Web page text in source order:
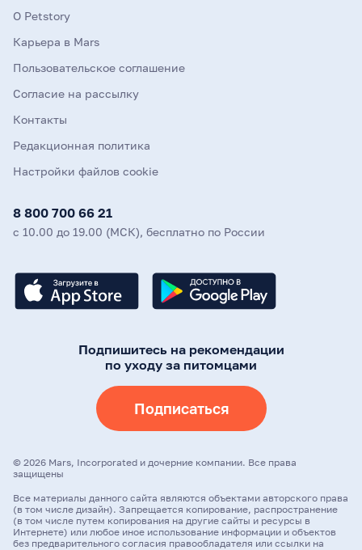
О Petstory
Карьера в Mars
Пользовательское соглашение
Согласие на рассылку
Контакты
Редакционная политика
Настройки файлов cookie
8 800 700 66 21
с 10.00 до 19.00 (МСК), бесплатно по России
Подпишитесь на рекомендации
по уходу за питомцами
Подписаться
© 2026 Mars, Incorporated и дочерние компании. Все права
защищены
Все материалы данного сайта являются объектами авторского права
(в том числе дизайн). Запрещается копирование, распространение
(в том числе путем копирования на другие сайты и ресурсы в
Интернете) или любое иное использование информации и объектов
без предварительного согласия правообладателя или ссылки на